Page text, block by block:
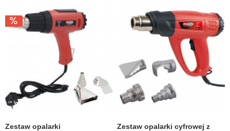
Zestaw opalarki
Zestaw opalarki cyfrowej z